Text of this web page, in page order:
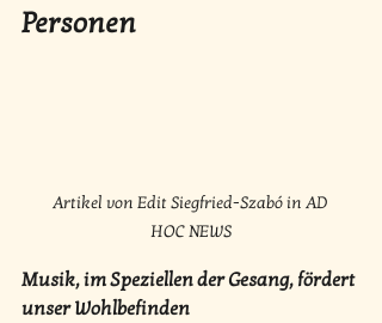
Personen
Artikel von Edit Siegfried-Szabó in AD
HOC NEWS
Musik, im Speziellen der Gesang, fördert
unser Wohlbefinden